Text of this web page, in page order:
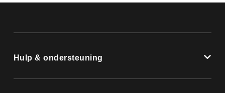
Hulp & ondersteuning